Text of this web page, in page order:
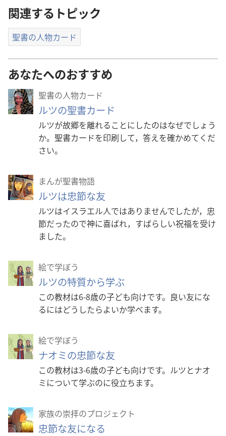
関連するトピック
聖書の人物カード
あなたへのおすすめ
聖書の人物カード
ルツの聖書カード
ルツが故郷を離れることにしたのはなぜでしょう
か。聖書カードを印刷して，答えを確かめてくだ
さい。
まんが聖書物語
ルツは忠節な友
ルツはイスラエル人ではありませんでしたが，忠
節だったので神に喜ばれ，すばらしい祝福を受け
ました。
絵で学ぼう
ルツの特質から学ぶ
この教材は6-8歳の子ども向けです。良い友にな
るにはどうしたらよいか学べます。
絵で学ぼう
ナオミの忠節な友
この教材は3-6歳の子ども向けです。ルツとナオ
ミについて学ぶのに役立ちます。
家族の崇拝のプロジェクト
忠節な友になる